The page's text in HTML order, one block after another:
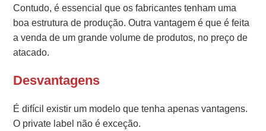
Contudo, é essencial que os fabricantes tenham uma
boa estrutura de produção. Outra vantagem é que é feita
a venda de um grande volume de produtos, no preço de
atacado.
Desvantagens
É difícil existir um modelo que tenha apenas vantagens.
O private label não é exceção.